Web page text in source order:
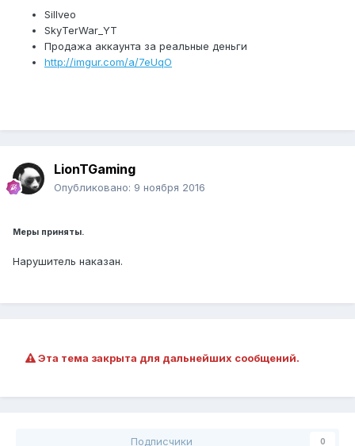
Sillveo
SkyTerWar_YT
Продажа аккаунта за реальные деньги
http://imgur.com/a/7eUqO
LionTGaming
Опубликовано: 9 ноября 2016
Меры приняты.
Нарушитель наказан.
Эта тема закрыта для дальнейших сообщений.
Подписчики 0